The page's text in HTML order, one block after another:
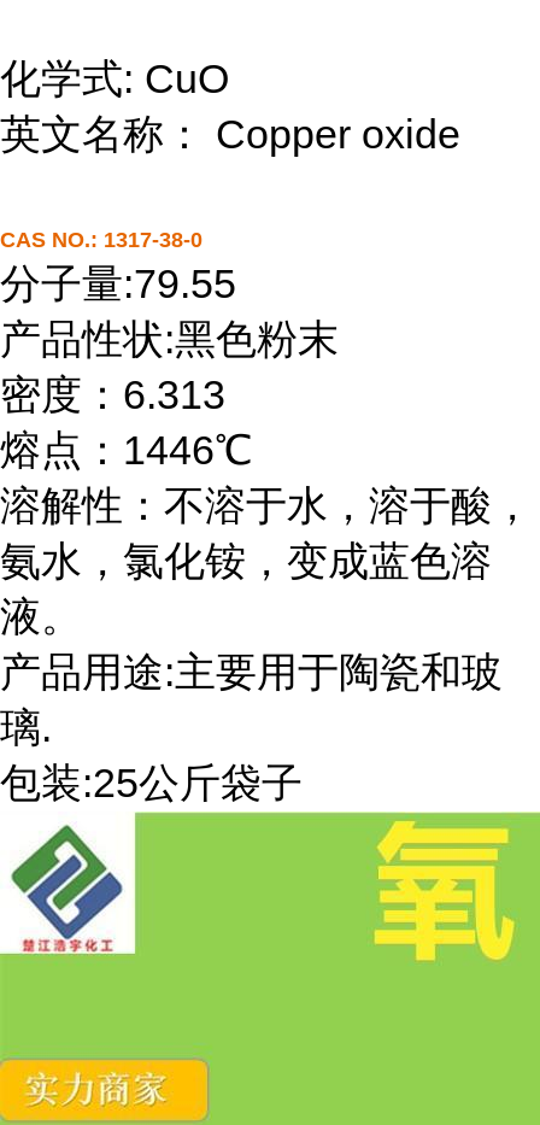
化学式: CuO
英文名称： Copper oxide
CAS NO.: 1317-38-0
分子量:79.55
产品性状:黑色粉末
密度：6.313
熔点：1446℃
溶解性：不溶于水，溶于酸，
氨水，氯化铵，变成蓝色溶
液。
产品用途:主要用于陶瓷和玻
璃.
包装:25公斤袋子